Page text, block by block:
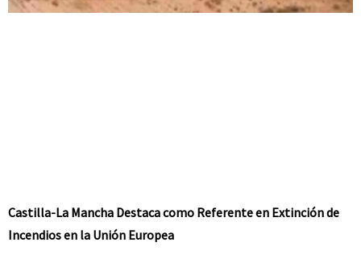
Castilla-La Mancha Destaca como Referente en Extinción de
Incendios en la Unión Europea